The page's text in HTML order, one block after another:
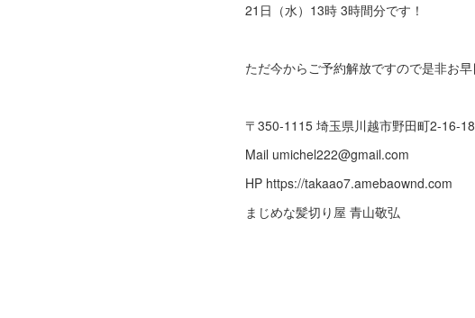
21日（水）13時 3時間分です！
ただ今からご予約解放ですので是非お
〒350-1115 埼玉県川越市野田町2-
Mail umichel222@gmail.com
HP https://takaao7.amebaownd.com
まじめな髪切り屋 青山敬弘